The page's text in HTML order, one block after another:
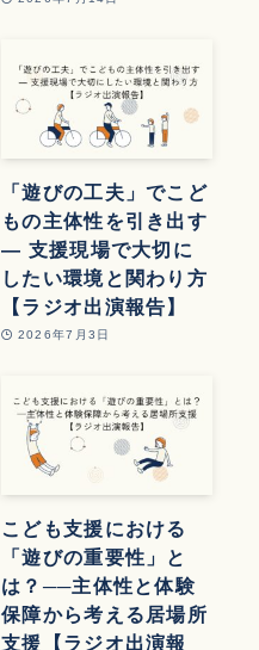
「遊びの工夫」でこど
もの主体性を引き出す
― 支援現場で大切に
したい環境と関わり方
【ラジオ出演報告】
2026年7月3日
こども支援における
「遊びの重要性」と
は？──主体性と体験
保障から考える居場所
支援【ラジオ出演報